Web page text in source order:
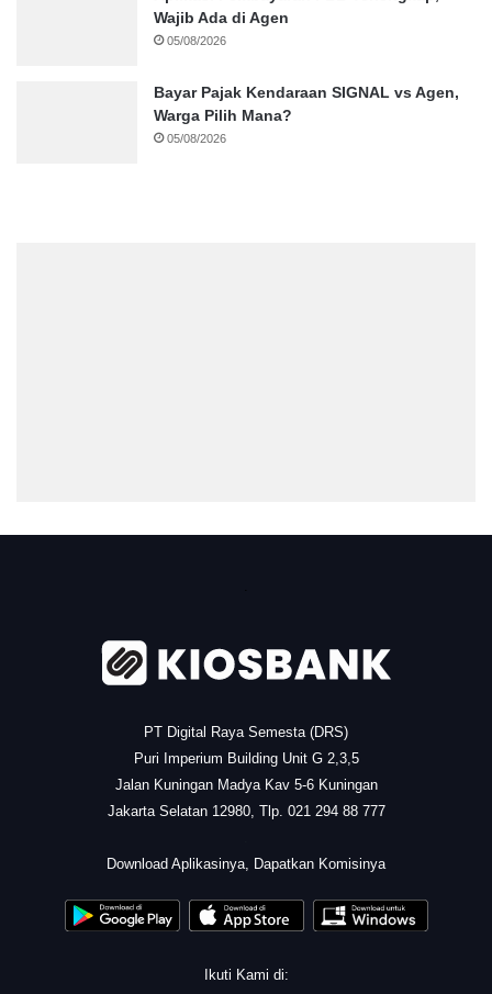
Wajib Ada di Agen
05/08/2026
Bayar Pajak Kendaraan SIGNAL vs Agen,
Warga Pilih Mana?
05/08/2026
PT Digital Raya Semesta (DRS)
Puri Imperium Building Unit G 2,3,5
Jalan Kuningan Madya Kav 5-6 Kuningan
Jakarta Selatan 12980, Tlp. 021 294 88 777
Download Aplikasinya, Dapatkan Komisinya
Ikuti Kami di: